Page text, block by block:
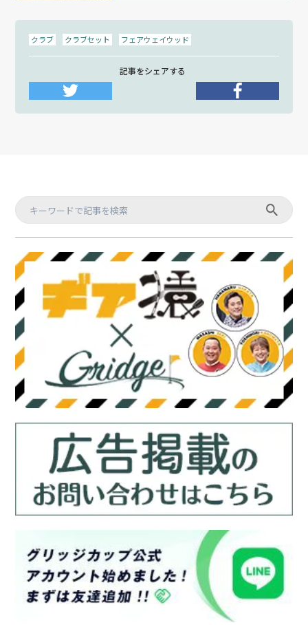
クラブ クラブセット フェアウェイウッド
記事をシェアする